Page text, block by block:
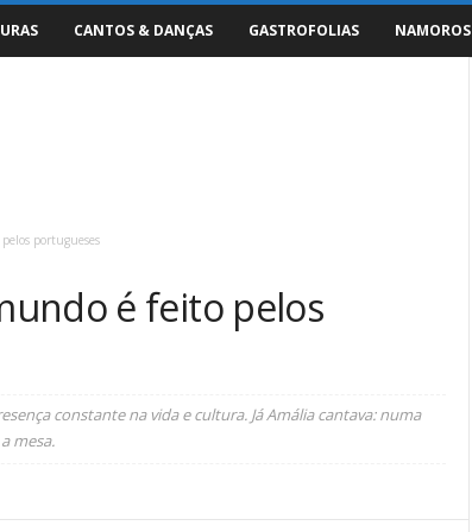
CANTOS & DANÇAS GASTROFOLIAS NAMOROS
portugueses
é feito pelos
constante na vida e cultura. Já Amália cantava: numa
mesa.